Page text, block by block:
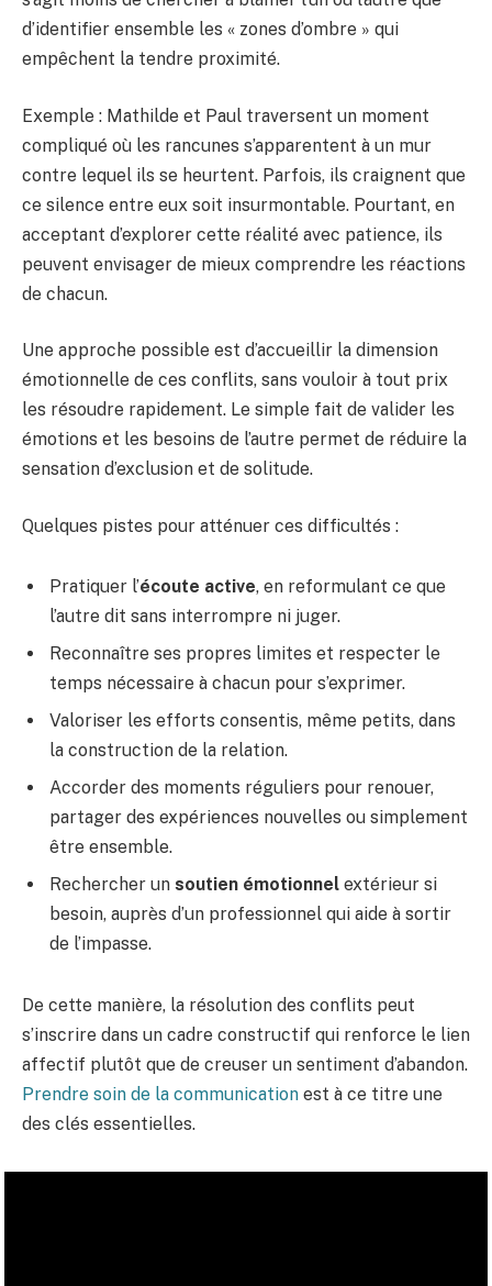
d’identifier ensemble les « zones d’ombre » qui
empêchent la tendre proximité.
Exemple : Mathilde et Paul traversent un moment
compliqué où les rancunes s’apparentent à un mur
contre lequel ils se heurtent. Parfois, ils craignent que
ce silence entre eux soit insurmontable. Pourtant, en
acceptant d’explorer cette réalité avec patience, ils
peuvent envisager de mieux comprendre les réactions
de chacun.
Une approche possible est d’accueillir la dimension
émotionnelle de ces conflits, sans vouloir à tout prix
les résoudre rapidement. Le simple fait de valider les
émotions et les besoins de l’autre permet de réduire la
sensation d’exclusion et de solitude.
Quelques pistes pour atténuer ces difficultés :
Pratiquer l’écoute active, en reformulant ce que
l’autre dit sans interrompre ni juger.
Reconnaître ses propres limites et respecter le
temps nécessaire à chacun pour s’exprimer.
Valoriser les efforts consentis, même petits, dans
la construction de la relation.
Accorder des moments réguliers pour renouer,
partager des expériences nouvelles ou simplement
être ensemble.
Rechercher un soutien émotionnel extérieur si
besoin, auprès d’un professionnel qui aide à sortir
de l’impasse.
De cette manière, la résolution des conflits peut
s’inscrire dans un cadre constructif qui renforce le lien
affectif plutôt que de creuser un sentiment d’abandon.
Prendre soin de la communication est à ce titre une
des clés essentielles.